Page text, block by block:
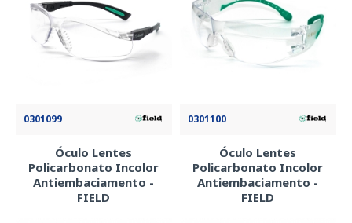
0301099
Óculo Lentes
Policarbonato Incolor
Antiembaciamento -
FIELD
0301100
Óculo Lentes
Policarbonato Incolor
Antiembaciamento -
FIELD